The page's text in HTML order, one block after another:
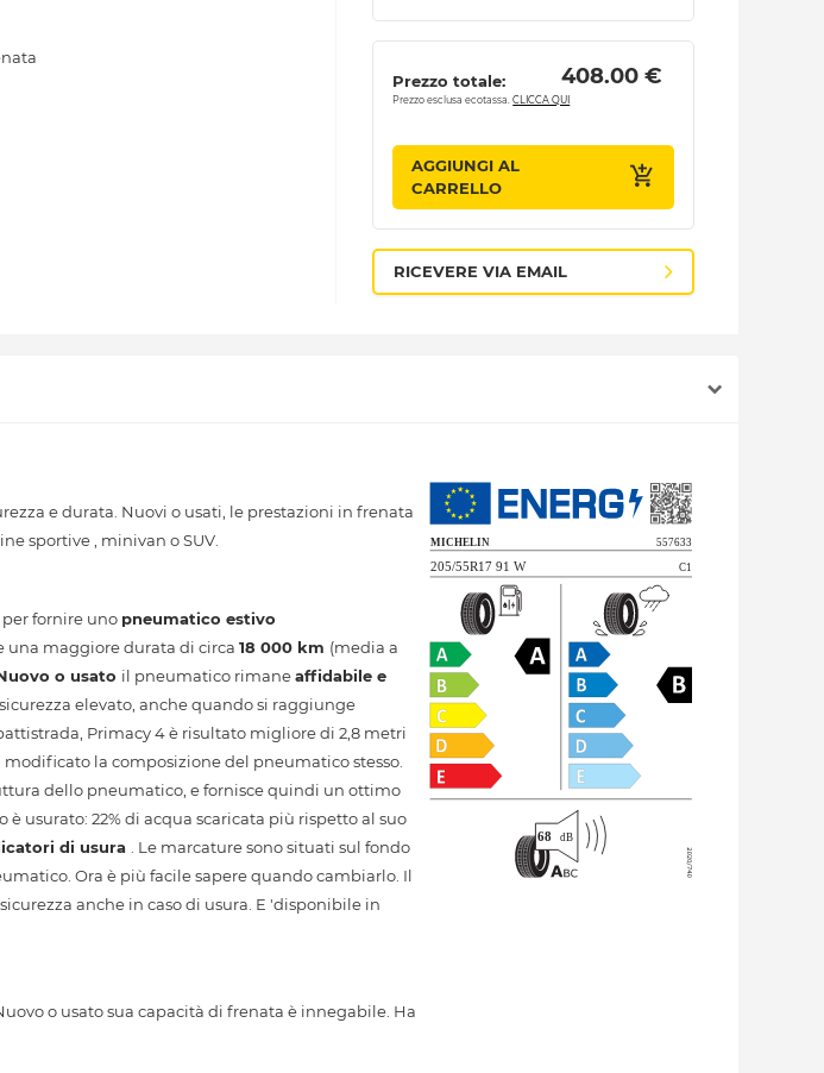
Prezzo totale: 408.00 €
Prezzo esclusa ecotassa.CLICCA QUI
AGGIUNGI AL
CARRELLO
RICEVERE VIA EMAIL
e durata. Nuovi o usati, le prestazioni in frenata
sportive , minivan o SUV.
fornire uno pneumatico estivo
una maggiore durata di circa 18 000 km (media a
o usato il pneumatico rimaneaffidabile e
elevato, anche quando si raggiunge
Primacy 4 è risultato migliore di 2,8 metri
la composizione del pneumatico stesso.
dello pneumatico, e fornisce quindi un ottimo
usurato: 22% di acqua scaricata più rispetto al suo
di usura
. Le marcature sono situati sul fondo
Ora è più facile sapere quando cambiarlo. Il
anche in caso di usura. E 'disponibile in
o usato sua capacità di frenata è innegabile. Ha